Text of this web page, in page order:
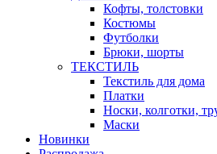
Кофты, толстовки
Костюмы
Футболки
Брюки, шорты
ТЕКСТИЛЬ
Текстиль для дома
Платки
Носки, колготки,
Маски
Новинки